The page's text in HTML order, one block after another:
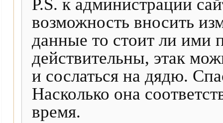
Р.S. к администрации
возможность вносить
данные то стоит ли ими
действительны, этак
и сослаться на дядю.
Насколько она
время.